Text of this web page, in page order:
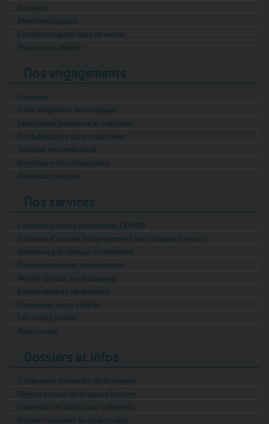
Cookies
Mentions légales
Conditions générales de vente
Avis de nos clients
Nos engagements
Livraison
Colis soignés et écologiques
Fabrication bretonne et française
Confidentialité de vos données
Satisfait ou remboursé
Formulaire de rétractation
Paiement sécurisé
Nos services
Cadeaux/paniers gourmands CE/PRO
Cadeaux d’accueil hébergements touristiques bretons
Paiement par chèque ou virement
Paiement mandat administratif
Retrait gratuit sur Guingamp
Evénements et cérémonies
Composez votre coffret
Les codes promo
Nos univers
Dossiers et infos
Cadeaux et souvenirs de Bretagne
Objets autour du drapeau breton
Ustensiles et déco pour crêperies
Dossier : caramel au beurre salé